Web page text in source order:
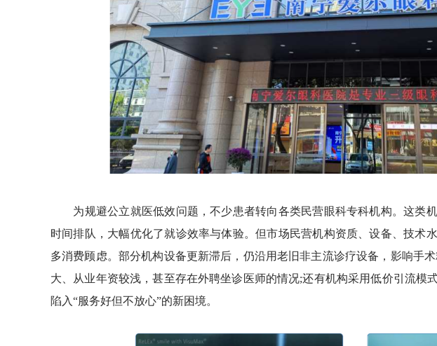
为规避公立就医低效问题，不少患者转向各类民营眼科专科机构。这类
时间排队，大幅优化了就诊效率与体验。但市场民营机构资质、设备、技术
多消费顾虑。部分机构设备更新滞后，仍沿用老旧非主流诊疗设备，影响手
大、从业年资较浅，甚至存在外聘坐诊医师的情况;还有机构采用低价引流模
陷入“服务好但不放心”的新困境。